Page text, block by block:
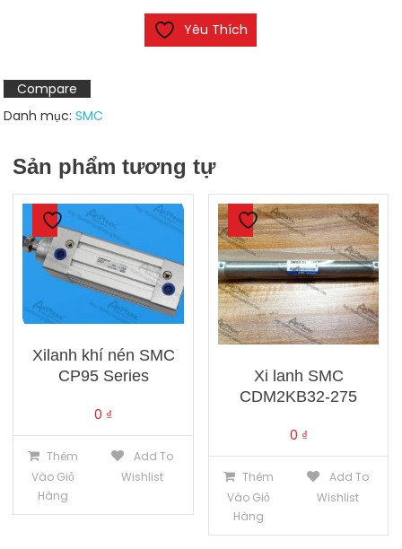
lượng
Yêu Thích
Compare
Danh mục:SMC
Sản phẩm tương tự
Xilanh khí nén SMC
CP95 Series
0 ₫
Thêm
Vào Giỏ
Hàng
Add To
Wishlist
Xi lanh SMC
CDM2KB32-275
0 ₫
Thêm
Vào Giỏ
Hàng
Add To
Wishlist